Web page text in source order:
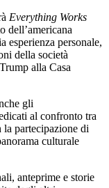
Everything Works
dell’americana
esperienza personale,
della società
alla Casa
gli
al confronto tra
la partecipazione di
culturale
anteprime e storie